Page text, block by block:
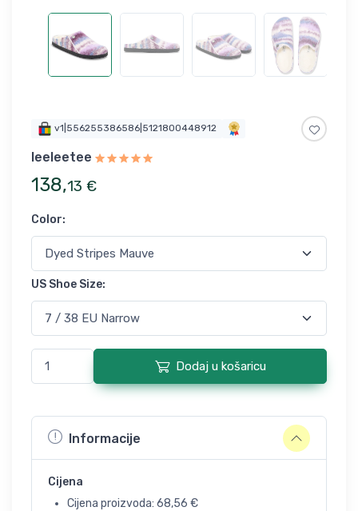
v1|556255386586|5121800448912
leeleetee
138,13 €
Color:
US Shoe Size:
Dodaj u košaricu
Informacije
Cijena
Cijena proizvoda: 68,56 €